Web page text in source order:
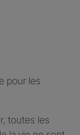
pour les
toutes les